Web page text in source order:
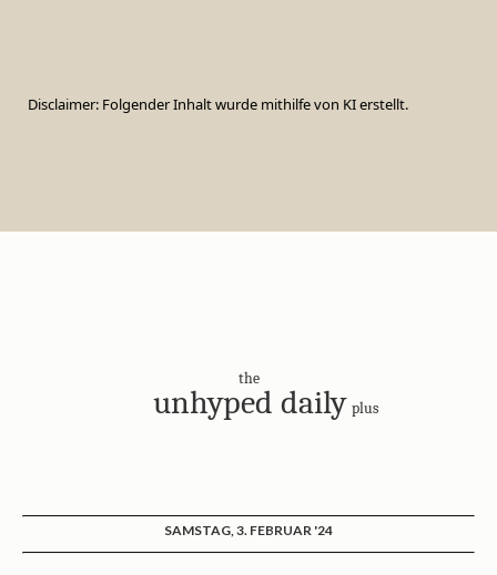
Disclaimer: Folgender Inhalt wurde mithilfe von KI erstellt.
the
unhyped daily plus
SAMSTAG, 3. FEBRUAR '24